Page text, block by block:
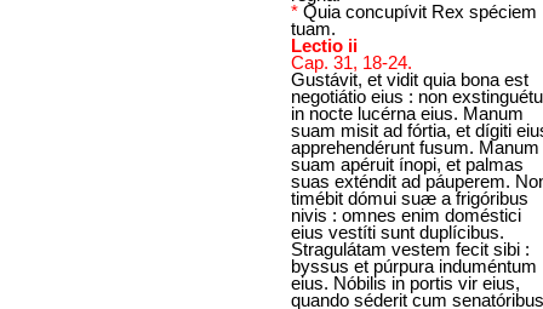
* Quia concupívit Rex spéciem
tuam.
Lectio ii
Cap. 31, 18-24.
Gustávit, et vidit quia bona est
negotiátio eius : non
in nocte lucérna eius. Manum
suam misit ad fórtia, et dígiti
apprehendérunt fusum. Manum
suam apéruit ínopi, et palmas
suas exténdit ad páuperem.
timébit dómui suæ a frigóribus
nivis : omnes enim doméstici
eius vestíti sunt duplícibus.
Stragulátam vestem fecit sibi :
byssus et púrpura induméntum
eius. Nóbilis in portis vir eius,
quando séderit cum senatóribus